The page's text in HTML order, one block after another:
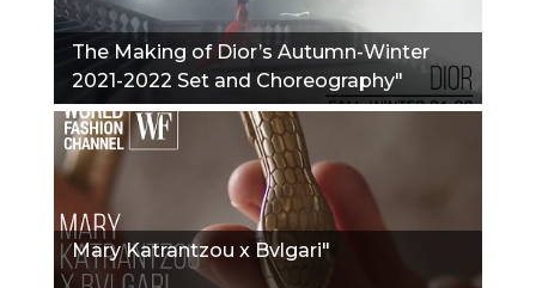
The Making of Dior’s Autumn-Winter
2021-2022 Set and Choreography"
Mary Katrantzou x Bvlgari"